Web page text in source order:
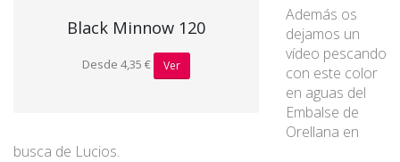
Black Minnow 120
Desde 4,35 € Ver
Además os
dejamos un
vídeo pescando
con este color
en aguas del
Embalse de
Orellana en
busca de Lucios.